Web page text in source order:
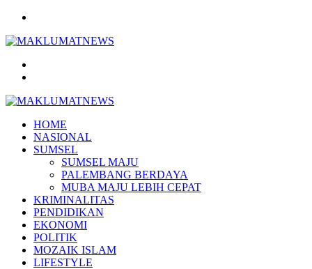
HOME
NASIONAL
SUMSEL
SUMSEL MAJU
PALEMBANG BERDAYA
MUBA MAJU LEBIH CEPAT
KRIMINALITAS
PENDIDIKAN
EKONOMI
POLITIK
MOZAIK ISLAM
LIFESTYLE